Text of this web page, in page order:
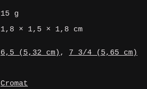
15 g
1,8 × 1,5 × 1,8 cm
6,5 (5,32 cm) , 7 3/4 (5,65 cm)
Cromat